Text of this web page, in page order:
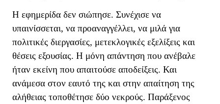
Η εφημερίδα δεν σιώπησε. Συνέχισε να
υπαινίσσεται, να προαναγγέλλει, να μιλά για
πολιτικές διεργασίες, μετεκλογικές εξελίξεις και
θέσεις εξουσίας. Η μόνη απάντηση που ανέβαλε
ήταν εκείνη που απαιτούσε αποδείξεις. Και
ανάμεσα στον εαυτό της και στην απαίτηση της
αλήθειας τοποθέτησε δύο νεκρούς. Παράξενος